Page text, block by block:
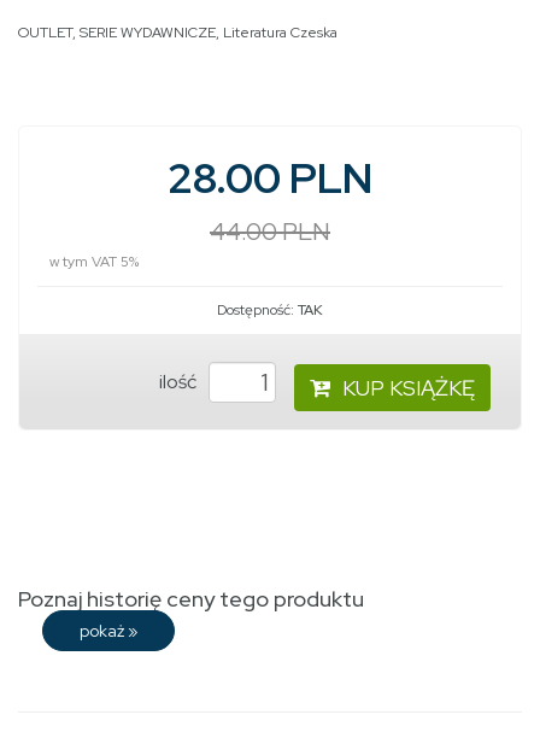
OUTLET, SERIE WYDAWNICZE, Literatura Czeska
28.00 PLN
44.00 PLN
w tym VAT 5%
Dostępność: TAK
ilość KUP KSIĄŻKĘ
Poznaj historię ceny tego produktu
pokaż »